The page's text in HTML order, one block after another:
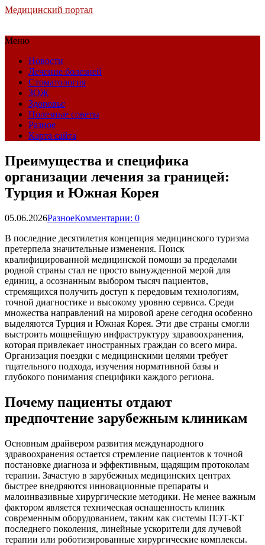
Медицинский портал
Меню
Новости
Лечение болезней
Стоматология
ЗОЖ
Здоровье
Полезные советы
Разное
Карта сайта
Преимущества и специфика
организации лечения за границей:
Турция и Южная Корея
05.06.2026РазноеКомментарии: 0
В последние десятилетия концепция медицинского туризма
претерпела значительные изменения. Поиск
квалифицированной медицинской помощи за пределами
родной страны стал не просто вынужденной мерой для
единиц, а осознанным выбором тысяч пациентов,
стремящихся получить доступ к передовым технологиям,
точной диагностике и высокому уровню сервиса. Среди
множества направлений на мировой арене сегодня особенно
выделяются Турция и Южная Корея. Эти две страны смогли
выстроить мощнейшую инфраструктуру здравоохранения,
которая привлекает иностранных граждан со всего мира.
Организация поездки с медицинскими целями требует
тщательного подхода, изучения нормативной базы и
глубокого понимания специфики каждого региона.
Почему пациенты отдают
предпочтение зарубежным клиникам
Основным драйвером развития международного
здравоохранения остается стремление пациентов к точной
постановке диагноза и эффективным, щадящим протоколам
терапии. Зачастую в зарубежных медицинских центрах
быстрее внедряются инновационные препараты и
малоинвазивные хирургические методики. Не менее важным
фактором является техническая оснащенность клиник
современным оборудованием, таким как системы ПЭТ-КТ
последнего поколения, линейные ускорители для лучевой
терапии или роботизированные хирургические комплексы.